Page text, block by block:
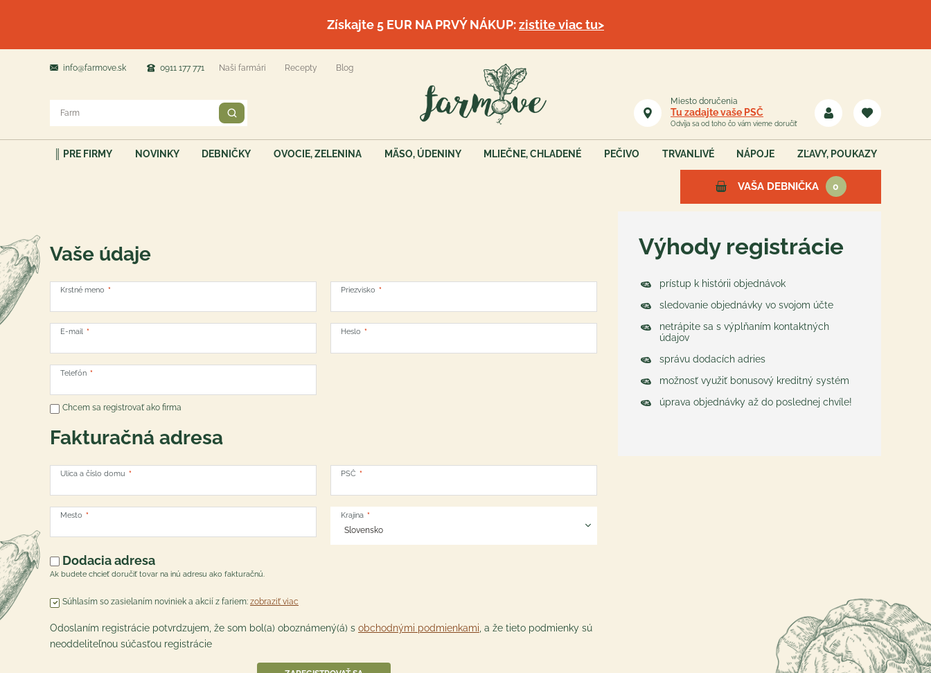
Získajte 5 EUR NA PRVÝ NÁKUP:zistite viac tu>
info@farmove.sk 0911 177 771 Naši farmári Recepty Blog
Miesto doručenia
Tu zadajte vaše PSČ
Odvíja sa od toho čo vám vieme doručiť
║ PRE FIRMY NOVINKY DEBNIČKY OVOCIE, ZELENINA MÄSO, ÚDENINY MLIEČNE, CHLADENÉ PEČIVO TRVANLIVÉ NÁPOJE ZĽAVY, POUKAZY
VAŠA DEBNIČKA 0
Vaša debnička je teraz
produkty hocikde
zbieranie bonusových bodov
Vaše údaje
Krstné meno Priezvisko
E-mail Heslo
Telefón
Chcem sa registrovať ako firma
Fakturačná adresa
Ulica a číslo domu PSČ
Mesto Krajina
Slovensko
Dodacia adresa
Ak budete chcieť doručiť tovar na inú adresu ako fakturačnú.
Súhlasím so zasielaním noviniek a akcií z fariem: zobraziť viac
Odoslaním registrácie potvrdzujem, že som bol(a) oboznámený(á) s obchodnými podmienkami , a že tieto podmienky sú
neoddeliteľnou súčasťou registrácie
Výhody registrácie
prístup k histórii objednávok
sledovanie objednávky vo svojom účte
netrápite sa s výplňaním kontaktných
údajov
správu dodacích adries
možnosť využiť bonusový kreditný systém
úprava objednávky až do poslednej chvíle!